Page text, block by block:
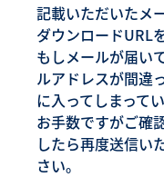
記載いただいたメ
ダウンロードURL
もしメールが届い
ルアドレスが間違
に入ってしまって
お手数ですがご確
したら再度送信い
さい。